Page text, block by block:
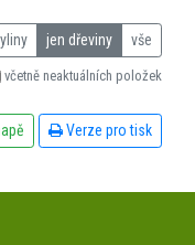
jen dřeviny vše
včetně neaktuálních položek
Verze pro tisk